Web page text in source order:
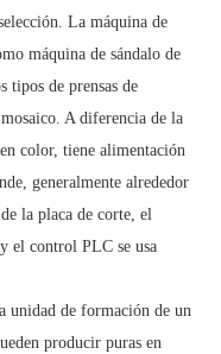
La máquina de
máquina de sándalo de
tipos de prensas de
A diferencia de la
color, tiene alimentación
generalmente alrededor
la placa de corte, el
el control PLC se usa
unidad de formación de un
producir puras en